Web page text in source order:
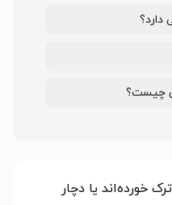
دارد؟
چیست؟
خورده‌اند یا دچار